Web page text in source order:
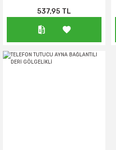
537,95 TL